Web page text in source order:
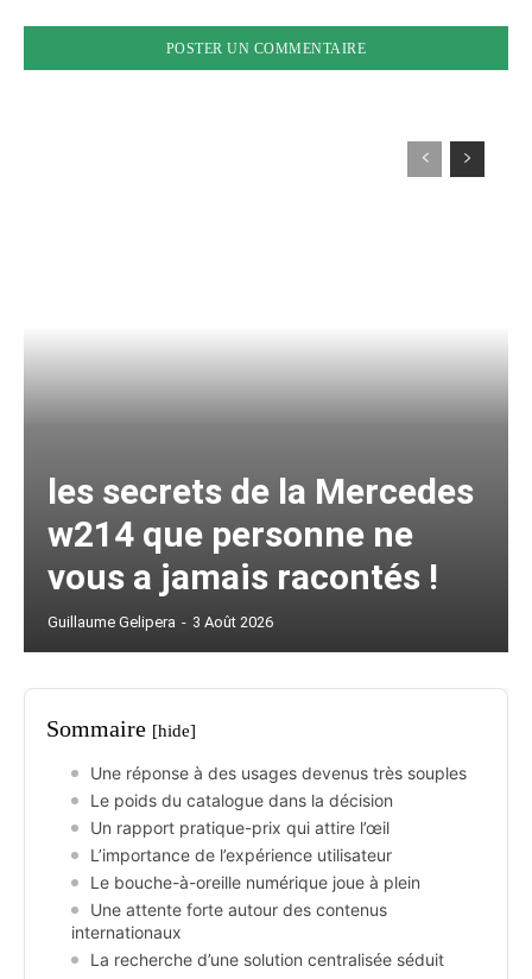
les secrets de la Mercedes
w214 que personne ne
vous a jamais racontés !
Guillaume Gelipera - 3 Août 2026
Sommaire [hide]
Une réponse à des usages devenus très souples
Le poids du catalogue dans la décision
Un rapport pratique-prix qui attire l’œil
L’importance de l’expérience utilisateur
Le bouche-à-oreille numérique joue à plein
Une attente forte autour des contenus
internationaux
La recherche d’une solution centralisée séduit